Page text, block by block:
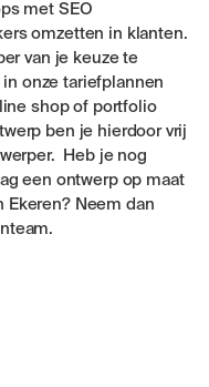
met SEO
omzetten in klanten.
van je keuze te
onze tariefplannen
shop of portfolio
ben je hierdoor vrij
Heb je nog
een ontwerp op maat
Ekeren? Neem dan